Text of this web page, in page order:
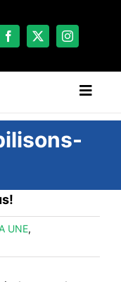
54
UNE,